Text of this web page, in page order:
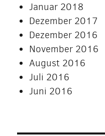
Januar 2018
Dezember 2017
Dezember 2016
November 2016
August 2016
Juli 2016
Juni 2016